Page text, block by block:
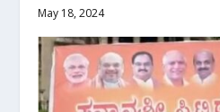
May 18, 2024